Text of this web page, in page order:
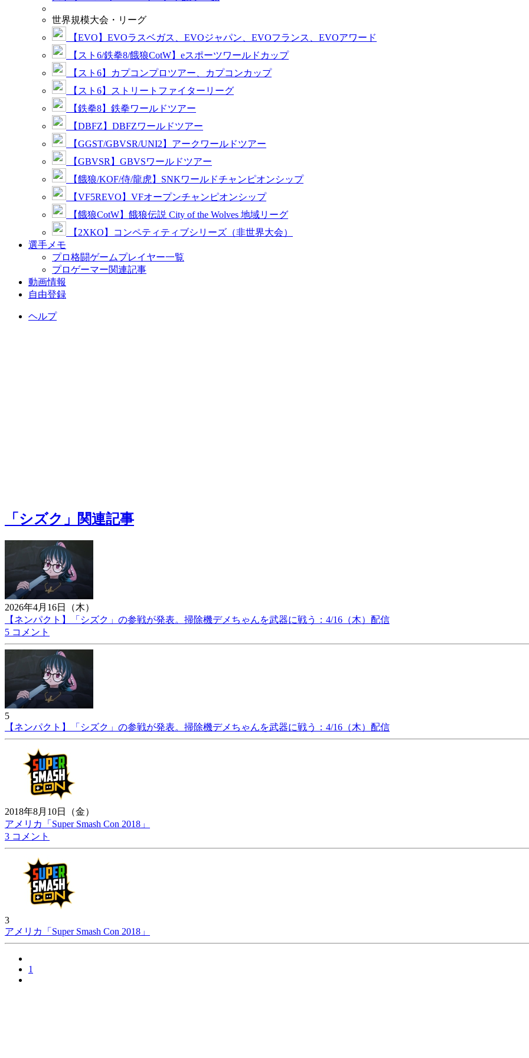
世界規模大会・リーグ
【EVO】EVOラスベガス、EVOジャパン、EVOフランス、EVOアワード
【スト6/鉄拳8/餓狼CotW】eスポーツワールドカップ
【スト6】カプコンプロツアー、カプコンカップ
【スト6】ストリートファイターリーグ
【鉄拳8】鉄拳ワールドツアー
【DBFZ】DBFZワールドツアー
【GGST/GBVSR/UNI2】アークワールドツアー
【GBVSR】GBVSワールドツアー
【餓狼/KOF/侍/龍虎】SNKワールドチャンピオンシップ
【VF5REVO】VFオープンチャンピオンシップ
【餓狼CotW】餓狼伝説 City of the Wolves 地域リーグ
【2XKO】コンペティティブシリーズ（非世界大会）
選手メモ
プロ格闘ゲームプレイヤー一覧
プロゲーマー関連記事
動画情報
自由登録
ヘルプ
「シズク」関連記事
2026年4月16日（木）
【ネンパクト】「シズク」の参戦が発表。掃除機デメちゃんを武器に戦う：4/16（木）配信
5 コメント
5
【ネンパクト】「シズク」の参戦が発表。掃除機デメちゃんを武器に戦う：4/16（木）配信
2018年8月10日（金）
アメリカ「Super Smash Con 2018」
3 コメント
3
アメリカ「Super Smash Con 2018」
1